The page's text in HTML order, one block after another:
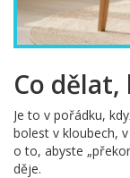
Co
Je to v pořádku,
bolest v kloubech,
o to, abyste
děje.